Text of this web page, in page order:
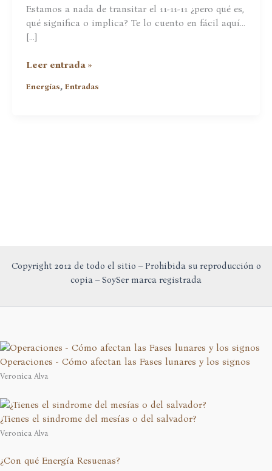
Estamos a nada de transitar el 11-11-11 ¿pero qué es,
qué significa o implica? Te lo cuento en fácil aquí…
[…]
11
Noviembre
Leer entrada »
Energías,Entradas
Copyright 2012 de todo el sitio – Prohibida su reproducción o
copia – SoySer marca registrada
Operaciones - Cómo afectan las Fases lunares y los signos
Veronica Alva
¿Tienes el sindrome del mesías o del salvador?
Veronica Alva
¿Con qué Energía Resuenas?